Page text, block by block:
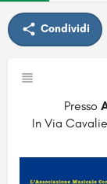
Condividi
Presso
In Via